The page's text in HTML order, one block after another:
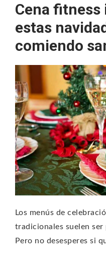
Cena fitness
estas
comiendo
Los menús de
tradicionales suelen ser
Pero no desesperes si